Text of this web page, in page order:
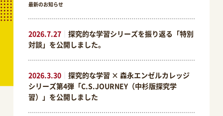
最新のお知らせ
2026.7.27｜ 探究的な学習シリーズを振り返る「特別
対談」を公開しました。
2026.3.30｜ 探究的な学習 × 森永エンゼルカレッジ
シリーズ第4弾「C.S.JOURNEY（中杉版探究学
習）」を公開しました